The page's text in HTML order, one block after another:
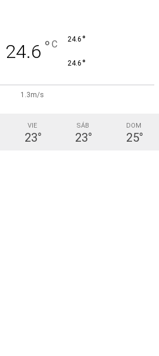
24.6 ° C 24.6 °
24.6 °
1.3m/s
VIE
23°
SÁB
23°
DOM
25°